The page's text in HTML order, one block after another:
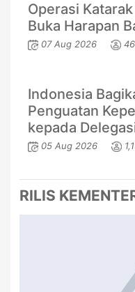
Operasi
Buka Harapan
07 Aug 2026
Indonesia
Penguatan
kepada
05 Aug 2026
RILIS